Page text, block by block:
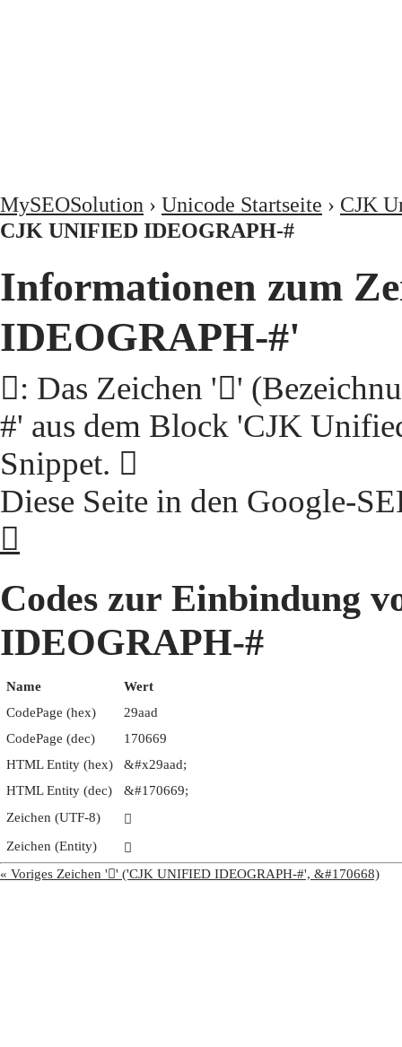
MySEOSolution › Unicode Startseite › CJK
CJK UNIFIED IDEOGRAPH-#
Informationen zum
IDEOGRAPH-#'
𩪭: Das Zeichen '𩪭'
#' aus dem Block 'CJK
Snippet. 𩪭
Diese Seite in den Google-
𩪭
Codes zur Einbindung
IDEOGRAPH-#
Name
Wert
CodePage (hex)
29aad
CodePage (dec)
170669
HTML Entity (hex)
&#x29aad;
HTML Entity (dec)
&#170669;
Zeichen (UTF-8)
𩪭
Zeichen (Entity)
𩪭
« Voriges Zeichen '𩪬' ('CJK UNIFIED IDEOGRAPH-#', &#170668)